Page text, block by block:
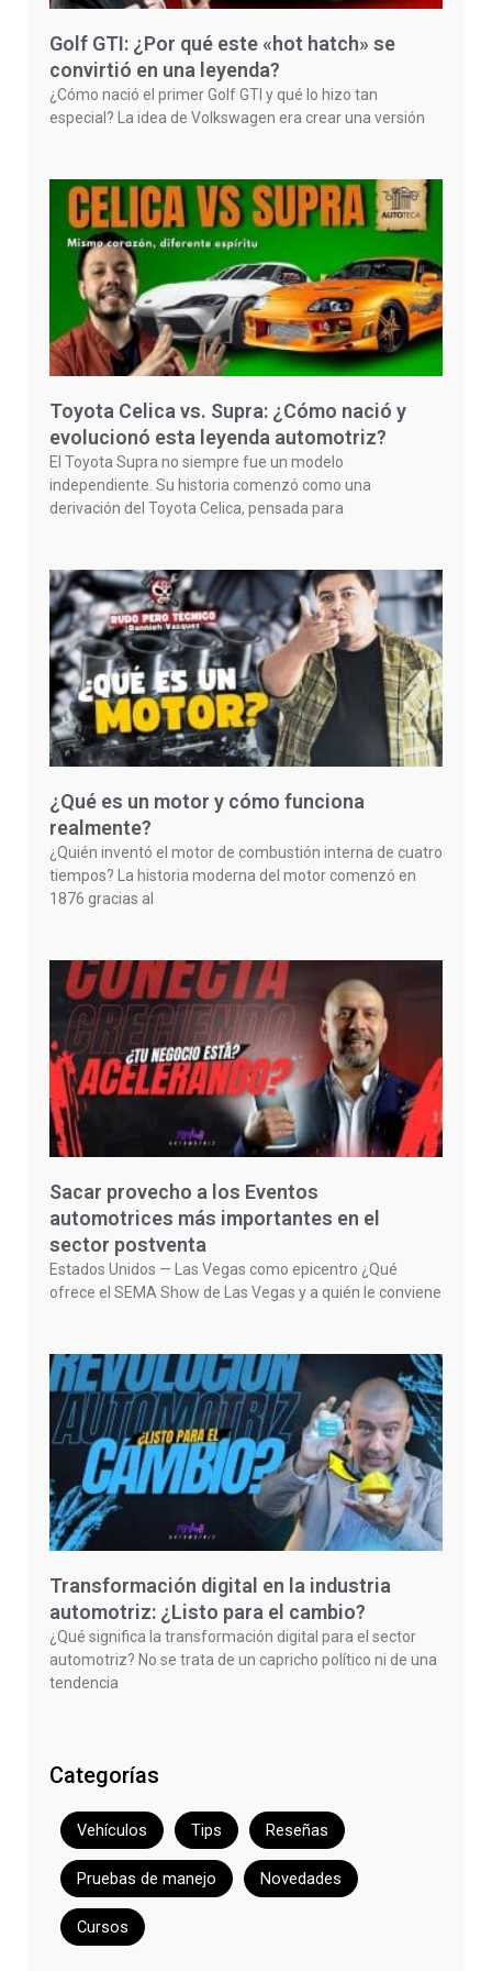
Golf GTI: ¿Por qué este «hot hatch» se
convirtió en una leyenda?
¿Cómo nació el primer Golf GTI y qué lo hizo tan
especial? La idea de Volkswagen era crear una versión
Toyota Celica vs. Supra: ¿Cómo nació y
evolucionó esta leyenda automotriz?
El Toyota Supra no siempre fue un modelo
independiente. Su historia comenzó como una
derivación del Toyota Celica, pensada para
¿Qué es un motor y cómo funciona
realmente?
¿Quién inventó el motor de combustión interna de cuatro
tiempos? La historia moderna del motor comenzó en
1876 gracias al
Sacar provecho a los Eventos
automotrices más importantes en el
sector postventa
Estados Unidos — Las Vegas como epicentro ¿Qué
ofrece el SEMA Show de Las Vegas y a quién le conviene
Transformación digital en la industria
automotriz: ¿Listo para el cambio?
¿Qué significa la transformación digital para el sector
automotriz? No se trata de un capricho político ni de una
tendencia
Categorías
Vehículos Tips Reseñas
Pruebas de manejo Novedades
Cursos